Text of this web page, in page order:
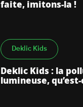
faite, imitons-la !
Deklic Kids
Deklic Kids : la
lumineuse, qu’est-